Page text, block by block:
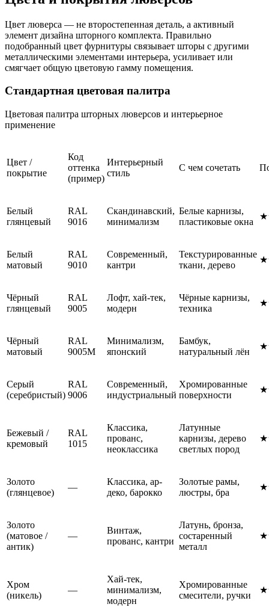
Цвет люверса — не второстепенная деталь, а активный
элемент дизайна шторного комплекта. Правильно
подобранный цвет фурнитуры связывает шторы с другими
металлическими элементами интерьера, усиливает или
смягчает общую цветовую гамму помещения.
Стандартная цветовая палитра
Цветовая палитра шторных люверсов и интерьерное
применение
Цвет /
покрытие
Код
оттенка
(пример)
Интерьерный
стиль
С чем сочетать
Белый
глянцевый
RAL
9016
Скандинавский,
минимализм
Белые карнизы,
пластиковые окна
Белый
матовый
RAL
9010
Современный,
кантри
Текстурированные
ткани, дерево
Чёрный
глянцевый
RAL
9005
Лофт, хай-тек,
модерн
Чёрные карнизы,
техника
Чёрный
матовый
RAL
9005M
Минимализм,
японский
Бамбук,
натуральный лён
Серый
(серебристый)
RAL
9006
Современный,
индустриальный
Хромированные
поверхности
Бежевый /
кремовый
RAL
1015
Классика,
прованс,
неоклассика
Латунные
карнизы, дерево
светлых пород
Золото
(глянцевое)
—
Классика, ар-
деко, барокко
Золотые рамы,
люстры, бра
Золото
(матовое /
антик)
—
Винтаж,
прованс, кантри
Латунь, бронза,
состаренный
металл
Хром
(никель)
—
Хай-тек,
минимализм,
модерн
Хромированные
смесители, ручки